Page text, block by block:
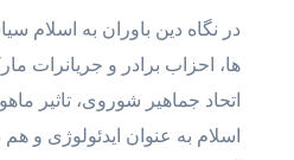
در نگاه دین باوران به اسلام
ها، احزاب برادر و جریانرات
اتحاد جماهیر شوروی، تاثیر
اسلام به عنوان ایدئولوژی و